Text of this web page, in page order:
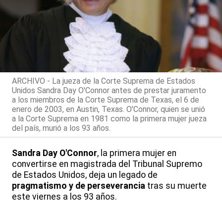
ARCHIVO - La jueza de la Corte Suprema de Estados
Unidos Sandra Day O'Connor antes de prestar juramento
a los miembros de la Corte Suprema de Texas, el 6 de
enero de 2003, en Austin, Texas. O'Connor, quien se unió
a la Corte Suprema en 1981 como la primera mujer jueza
del país, murió a los 93 años.
Sandra Day O'Connor, la primera mujer en
convertirse en magistrada del Tribunal Supremo
de Estados Unidos, deja un legado de
pragmatismo y de perseverancia tras su muerte
este viernes a los 93 años.